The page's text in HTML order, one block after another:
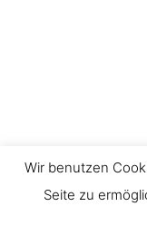
Wir benutzen
Seite zu